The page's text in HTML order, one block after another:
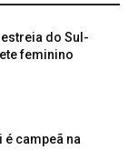
do Sul-
feminino
é campeã na